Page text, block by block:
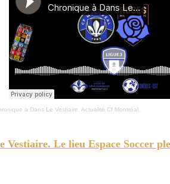
à Dans Le Vestiaire. Actualité Cf Montréal.
Vestiaire. Le lieu Espace Soccer